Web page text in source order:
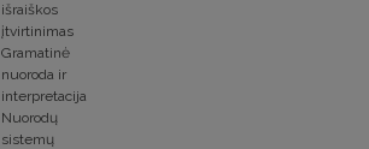
išraiškos
įtvirtinimas
Gramatinė
nuoroda ir
interpretacija
Nuorodų
sistemų